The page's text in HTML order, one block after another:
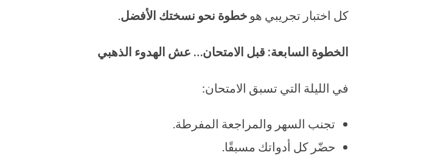
كل اختبار تجريبي هو خطوة نحو نسختك الأفضل
الخطوة السابعة: قبل الامتحان… عش الهدوء الذهبي
في الليلة التي تسبق الامتحان:
تجنب السهر والمراجعة المفرطة.
حضّر كل أدواتك مسبقًا.